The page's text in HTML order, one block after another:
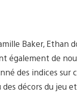
Baker, Ethan
également de
des indices sur
décors du jeu